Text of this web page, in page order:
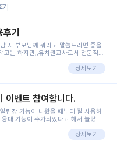
기
시 부모님께 뭐라고 말씀드리면 좋을
고는 하지만,,유치원교사로서 전문적인
런거 아니죠 ㅜㅜ)꼬망봇의 장점은 지
여자인지 남자인지 등그래도 좀 기본
할 때가 있어그때마다 정보를 입력하는
모 응대를 써볼 수 있어서 좋았어요!앞
있었더라면 ㅜㅜㅜㅜ?응대 팁이 정말
아이들이 잘 이해 되지만초임 때는 정
들께 도움을 요청했었거든요..ㅠ*일지
아요!
상세보기
이벤트 참여합니다.
림장 기능이 나왔을 때부터 잘 사용하
대 기능이 추가되었다고 해서 놀랐습
고 있습니다 ㅠㅠ이번에 제가 원에서
렸던 내용을 함께 보시고,저와 비슷한
상세보기